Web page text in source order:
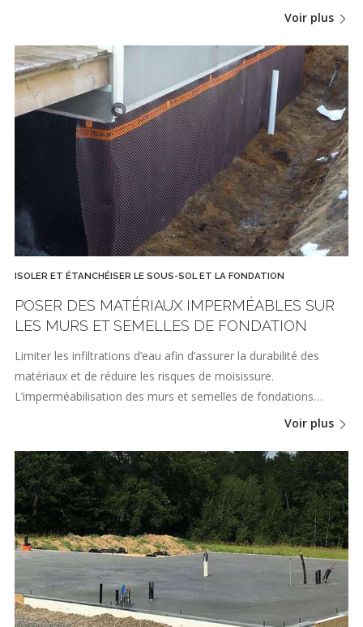
Voir plus
ISOLER ET ÉTANCHÉISER LE SOUS-SOL ET LA FONDATION
POSER DES MATÉRIAUX IMPERMÉABLES SUR
LES MURS ET SEMELLES DE FONDATION
Limiter les infiltrations d’eau afin d’assurer la durabilité des
matériaux et de réduire les risques de moisissure.
L’imperméabilisation des murs et semelles de fondations…
Voir plus